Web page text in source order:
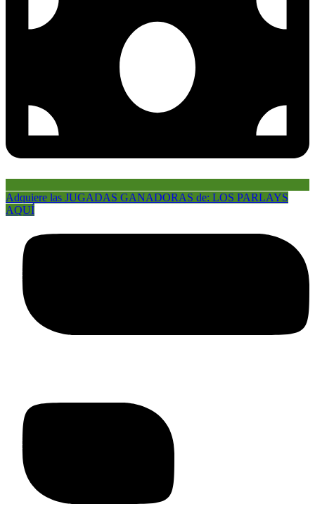
Adquiere las JUGADAS GANADORAS de: LOS PARLAYS
AQUÍ